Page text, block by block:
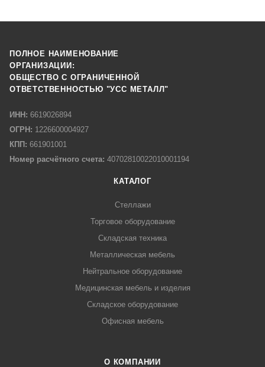
ПОЛНОЕ НАИМЕНОВАНИЕ
ОРГАНИЗАЦИИ:
ОБЩЕСТВО С ОГРАНИЧЕННОЙ
ОТВЕТСТВЕННОСТЬЮ "УСС МЕТАЛЛ"
ИНН: 6619026894
ОГРН: 1226600004927
КПП: 661901001
Номер расчётного счета: 40702810022010001194
КАТАЛОГ
Стеллажи
Торговое оборудование
Складская техника
Металлическая мебель
Нейтральное оборудование
Медицинская мебель и изделия
Складское оборудование
Офисная мебель
О КОМПАНИИ